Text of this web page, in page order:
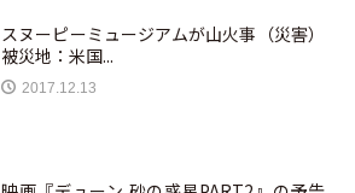
スヌーピーミュージアムが山火事（災害）
被災地：米国...
2017.12.13